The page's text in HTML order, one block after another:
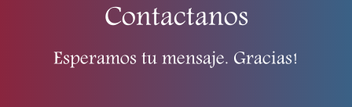
Contactanos
Esperamos tu mensaje. Gracias!